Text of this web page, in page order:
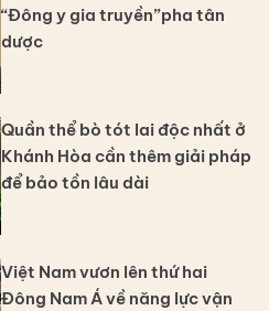
“Đông y gia truyền”pha tân
dược
Quần thể bò tót lai độc nhất ở
Khánh Hòa cần thêm giải pháp
để bảo tồn lâu dài
Việt Nam vươn lên thứ hai
Đông Nam Á về năng lực vận